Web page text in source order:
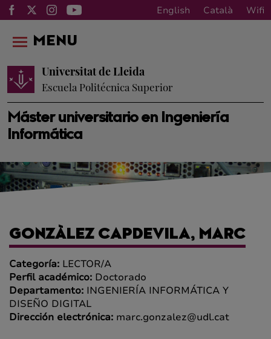
English Català Wifi
Máster universitario en Ingeniería
Informática
Universitat de Lleida
Escuela Politécnica Superior
MENU
GONZÀLEZ CAPDEVILA, MARC
Categoría: LECTOR/A
Perfil académico: Doctorado
Departamento: INGENIERÍA INFORMÁTICA Y
DISEÑO DIGITAL
Dirección electrónica: marc.gonzalez@udl.cat